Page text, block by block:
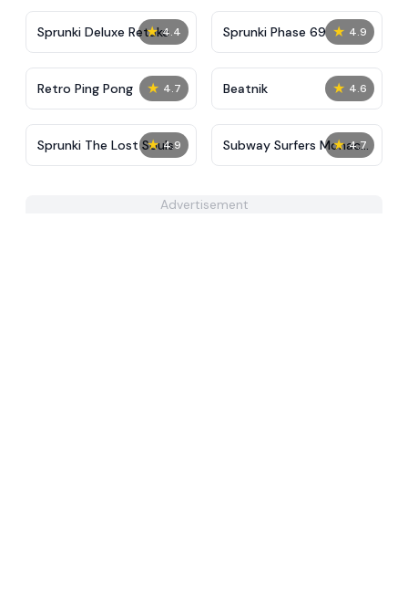
★ 4.4
Sprunki Deluxe Retake ★ 4.9
Sprunki Phase 69
★ 4.7
Retro Ping Pong ★ 4.6
Beatnik
★ 4.9
Sprunki The Lost Souls ★ 4.7
Subway Surfers Monaco
2024
Advertisement